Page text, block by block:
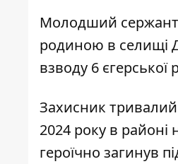
Молодший сержант
родиною в селищі
взводу 6 єгерської
Захисник
2024 року в районі
героїчно загинув